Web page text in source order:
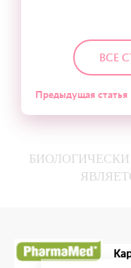
ВСЕ
Предыдущая статья